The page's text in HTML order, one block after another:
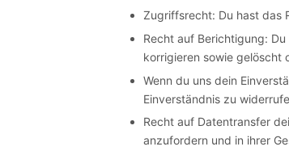
Zugriffsrecht: Du hast das
Recht auf Berichtigung:
korrigieren sowie gelöscht
Wenn du uns dein
Einverständnis zu
Recht auf Datentransfer
anzufordern und in ihrer